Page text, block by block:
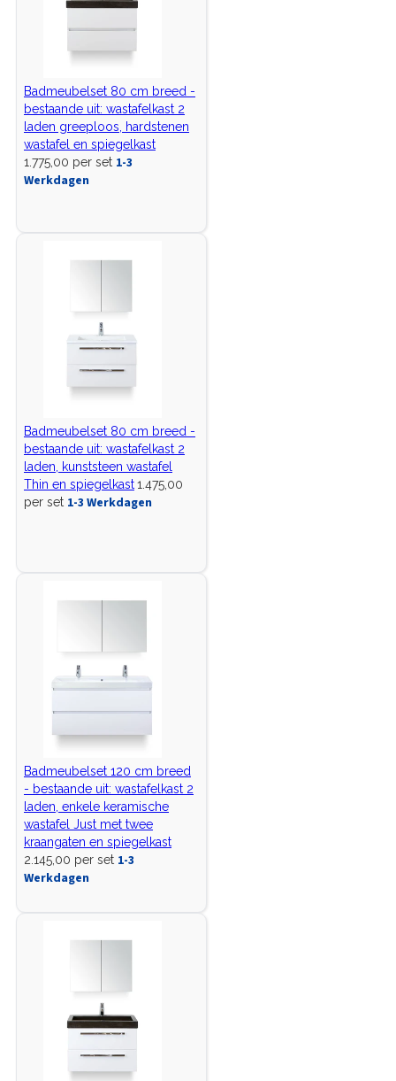
Badmeubelset 80 cm breed -
bestaande uit: wastafelkast 2
laden greeploos, hardstenen
wastafel en spiegelkast
1.775,00 per set 1-3
Werkdagen
Badmeubelset 80 cm breed -
bestaande uit: wastafelkast 2
laden, kunststeen wastafel
Thin en spiegelkast1.475,00
per set 1-3 Werkdagen
Badmeubelset 120 cm breed
- bestaande uit: wastafelkast 2
laden, enkele keramische
wastafel Just met twee
kraangaten en spiegelkast
2.145,00 per set 1-3
Werkdagen